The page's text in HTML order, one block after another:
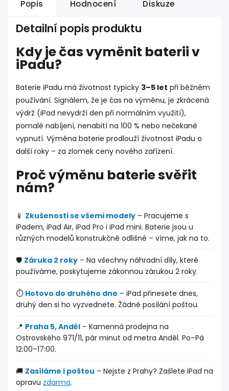
Popis Hodnocení Diskuze
Detailní popis produktu
Kdy je čas vyměnit baterii v
iPadu?
Baterie iPadu má životnost typicky 3–5 let při běžném
používání. Signálem, že je čas na výměnu, je zkrácená
výdrž (iPad nevydrží den při normálním využití),
pomalé nabíjení, nenabití na 100 % nebo nečekané
vypnutí. Výměna baterie prodlouží životnost iPadu o
další roky – za zlomek ceny nového zařízení.
Proč výměnu baterie svěřit
nám?
📱 Zkušenosti se všemi modely – Pracujeme s
iPadem, iPad Air, iPad Pro i iPad mini. Baterie jsou u
různých modelů konstrukčně odlišné – víme, jak na to.
🛡️ Záruka 2 roky – Na všechny náhradní díly, které
používáme, poskytujeme zákonnou zárukou 2 roky.
⏱️ Hotovo do druhého dne – iPad přinesete dnes,
druhý den si ho vyzvednete. Žádné posílání poštou.
📍 Praha 5, Anděl – Kamenná prodejna na
Ostrovského 971/11, pár minut od metra Anděl. Po–Pá
12:00–17:00.
🚚 Zasíláme i poštou – Nejste z Prahy? Zašlete iPad na
opravu zdarma.